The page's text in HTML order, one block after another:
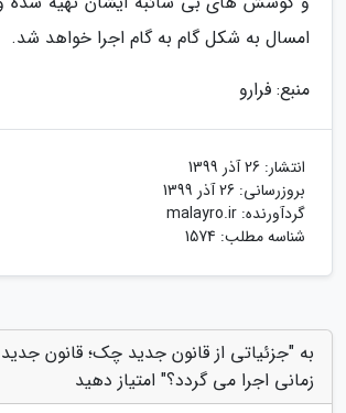
امسال به شکل گام به گام اجرا خواهد شد.
منبع: فرارو
انتشار: 26 آذر 1399
بروزرسانی: 26 آذر 1399
گردآورنده: malayro.ir
شناسه مطلب: 1574
به "جزئیاتی از قانون جدید چک؛ قانون
زمانی اجرا می گردد؟" امتیاز دهید